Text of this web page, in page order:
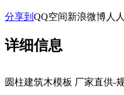
分享到 QQ空间新浪微博人
详细信息
圆柱建筑木模板 厂家直供-